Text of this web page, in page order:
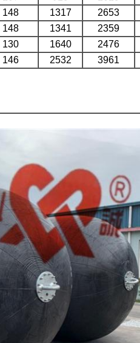
148 1317 2653
148 1341 2359
130 1640 2476
146 2532 3961